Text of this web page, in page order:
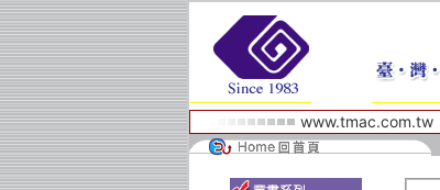
www.tmac.com.tw